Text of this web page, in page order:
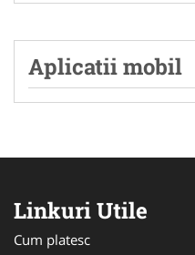
Aplicatii mobil
Linkuri Utile
Cum platesc